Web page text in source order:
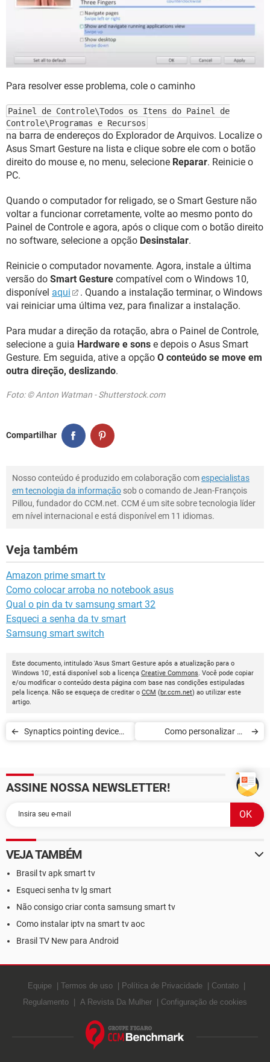
Para resolver esse problema, cole o caminho
Painel de Controle\Todos os Itens do Painel de
Controle\Programas e Recursos
na barra de endereços do Explorador de Arquivos. Localize o
Asus Smart Gesture na lista e clique sobre ele com o botão
direito do mouse e, no menu, selecione Reparar. Reinicie o
PC.
Quando o computador for religado, se o Smart Gesture não
voltar a funcionar corretamente, volte ao mesmo ponto do
Painel de Controle e agora, após o clique com o botão direito
no software, selecione a opção Desinstalar.
Reinicie o computador novamente. Agora, instale a última
versão do Smart Gesture compatível com o Windows 10,
disponível aqui
. Quando a instalação terminar, o Windows
vai reiniciar uma última vez, para finalizar a instalação.
Para mudar a direção da rotação, abra o Painel de Controle,
selecione a guia Hardware e sons e depois o Asus Smart
Gesture. Em seguida, ative a opção O conteúdo se move em
outra direção, deslizando.
Foto: © Anton Watman - Shutterstock.com
Compartilhar
Nosso conteúdo é produzido em colaboração comespecialistas
em tecnologia da informação sob o comando de Jean-François
Pillou, fundador do CCM.net. CCM é um site sobre tecnologia líder
em nível internacional e está disponível em 11 idiomas.
Veja também
Amazon prime smart tv
Como colocar arroba no notebook asus
Qual o pin da tv samsung smart 32
Esqueci a senha da tv smart
Samsung smart switch
Este documento, intitulado 'Asus Smart Gesture após a atualização para o
Windows 10', está disponível sob a licença Creative Commons. Você pode copiar
e/ou modificar o conteúdo desta página com base nas condições estipuladas
pela licença. Não se esqueça de creditar o CCM (br.ccm.net) ao utilizar este
artigo.
Synaptics pointing device
Como personalizar os
ASSINE NOSSA NEWSLETTER!
VEJA TAMBÉM
Brasil tv apk smart tv
Esqueci senha tv lg smart
Não consigo criar conta samsung smart tv
Como instalar iptv na smart tv aoc
Brasil TV New para Android
Equipe Termos de uso Política de Privacidade
Contato
Regulamento
A Revista Da Mulher Configuração de cookies